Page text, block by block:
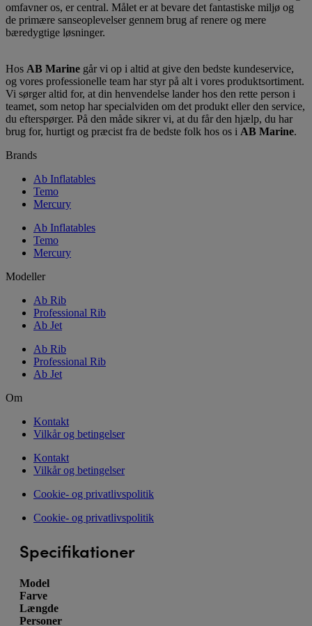
omfavner os, er central. Målet er at bevare det fantastiske miljø og
de primære sanseoplevelser gennem brug af renere og mere
bæredygtige løsninger.
Hos AB Marine går vi op i altid at give den bedste kundeservice,
og vores professionelle team har styr på alt i vores produktsortiment.
Vi sørger altid for, at din henvendelse lander hos den rette person i
teamet, som netop har specialviden om det produkt eller den service,
du efterspørger. På den måde sikrer vi, at du får den hjælp, du har
brug for, hurtigt og præcist fra de bedste folk hos os i AB Marine.
Brands
Ab Inflatables
Temo
Mercury
Ab Inflatables
Temo
Mercury
Modeller
Ab Rib
Professional Rib
Ab Jet
Ab Rib
Professional Rib
Ab Jet
Om
Kontakt
Vilkår og betingelser
Kontakt
Vilkår og betingelser
Cookie- og privatlivspolitik
Cookie- og privatlivspolitik
Specifikationer
Model
Farve
Længde
Personer